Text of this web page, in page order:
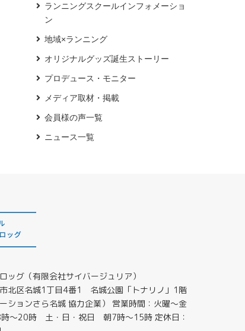
ランニングスクールインフォメーショ
ン
地域×ランニング
オリジナルグッズ誕生ストーリー
プロデュース・モニター
メディア取材・掲載
会員様の声一覧
ニュース一覧
ッグ（有限会社サイバージュリア）
区名城1丁目4番1 名城公園「トナリノ」1階
ションさら名城 協力企業） 営業時間：火曜～金
20時 土・日・祝日 朝7時～15時 定休日：